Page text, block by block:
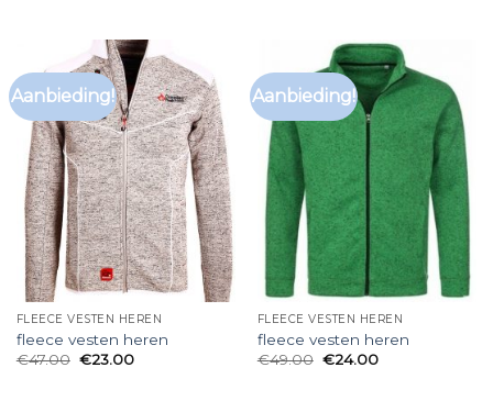
Aanbieding!
FLEECE VESTEN HEREN
fleece vesten heren
€47.00 €23.00
Aanbieding!
FLEECE VESTEN HEREN
fleece vesten heren
€49.00 €24.00